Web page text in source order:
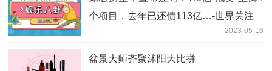
个项目，去年已还债113亿…-世界关注
2023-05-16
盆景大师齐聚沭阳大比拼